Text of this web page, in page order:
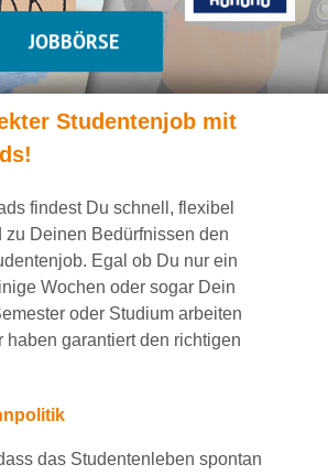
JOBBÖRSE
r Studentenjob mit
!
findest Du schnell, flexibel
zu Deinen Bedürfnissen den
. Egal ob Du nur ein
Wochen oder sogar Dein
oder Studium arbeiten
haben garantiertden richtigen
das Studentenleben spontan